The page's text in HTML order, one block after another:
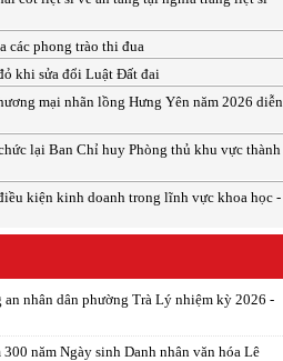
các phong trào thi đua
khi sửa đổi Luật Đất đai
mại nhãn lồng Hưng Yên năm 2026 diễn
lại Ban Chỉ huy Phòng thủ khu vực thành
kiện kinh doanh trong lĩnh vực khoa học -
nhân dân phường Trà Lý nhiệm kỳ 2026 -
năm Ngày sinh Danh nhân văn hóa Lê